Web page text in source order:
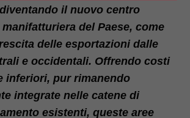
il nuovo centro
del Paese, come
delle esportazioni dalle
e occidentali. Offrendo costi
inferiori, pur rimanendo
integrate nelle catene di
esistenti, queste aree